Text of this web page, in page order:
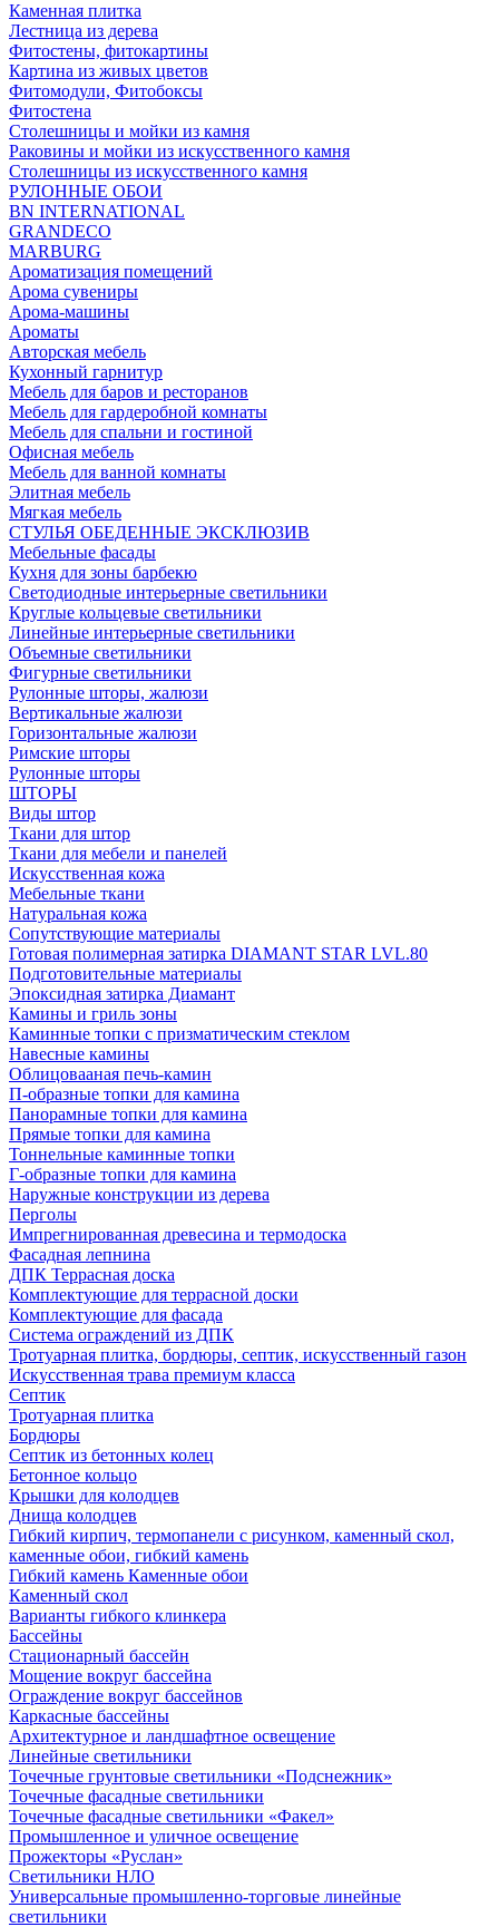
Каменная плитка
Лестница из дерева
Фитостены, фитокартины
Картина из живых цветов
Фитомодули, Фитобоксы
Фитостена
Столешницы и мойки из камня
Раковины и мойки из искусственного камня
Столешницы из искусственного камня
РУЛОННЫЕ ОБОИ
BN INTERNATIONAL
GRANDECO
MARBURG
Ароматизация помещений
Арома сувениры
Арома-машины
Ароматы
Авторская мебель
Кухонный гарнитур
Мебель для баров и ресторанов
Мебель для гардеробной комнаты
Мебель для спальни и гостиной
Офисная мебель
Мебель для ванной комнаты
Элитная мебель
Мягкая мебель
СТУЛЬЯ ОБЕДЕННЫЕ ЭКСКЛЮЗИВ
Мебельные фасады
Кухня для зоны барбекю
Светодиодные интерьерные светильники
Круглые кольцевые светильники
Линейные интерьерные светильники
Объемные светильники
Фигурные светильники
Рулонные шторы, жалюзи
Вертикальные жалюзи
Горизонтальные жалюзи
Римские шторы
Рулонные шторы
ШТОРЫ
Виды штор
Ткани для штор
Ткани для мебели и панелей
Искусственная кожа
Мебельные ткани
Натуральная кожа
Сопутствующие материалы
Готовая полимерная затирка DIAMANT STAR LVL.80
Подготовительные материалы
Эпоксидная затирка Диамант
Камины и гриль зоны
Каминные топки с призматическим стеклом
Навесные камины
Облицовааная печь-камин
П-образные топки для камина
Панорамные топки для камина
Прямые топки для камина
Тоннельные каминные топки
Г-образные топки для камина
Наружные конструкции из дерева
Перголы
Импрегнированная древесина и термодоска
Фасадная лепнина
ДПК Террасная доска
Комплектующие для террасной доски
Комплектующие для фасада
Система ограждений из ДПК
Тротуарная плитка, бордюры, септик, искусственный газон
Искусственная трава премиум класса
Септик
Тротуарная плитка
Бордюры
Септик из бетонных колец
Бетонное кольцо
Крышки для колодцев
Днища колодцев
Гибкий кирпич, термопанели с рисунком, каменный скол,
каменные обои, гибкий камень
Гибкий камень Каменные обои
Каменный скол
Варианты гибкого клинкера
Бассейны
Стационарный бассейн
Мощение вокруг бассейна
Ограждение вокруг бассейнов
Каркасные бассейны
Архитектурное и ландшафтное освещение
Линейные светильники
Точечные грунтовые светильники «Подснежник»
Точечные фасадные светильники
Точечные фасадные светильники «Факел»
Промышленное и уличное освещение
Прожекторы «Руслан»
Светильники НЛО
Универсальные промышленно-торговые линейные
светильники